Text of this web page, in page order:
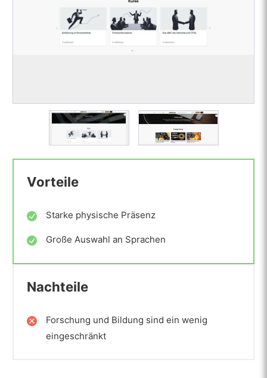
Vorteile
Starke physische Präsenz
Große Auswahl an Sprachen
Nachteile
Forschung und Bildung sind ein wenig
eingeschränkt